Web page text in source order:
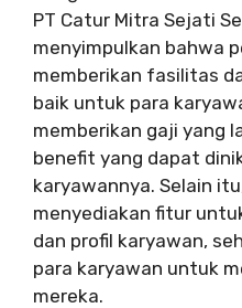
PT Catur Mitra Sejati
menyimpulkan bahwa
memberikan fasilitas
baik untuk para
memberikan gaji yang
benefit yang dapat
karyawannya. Selain
menyediakan fitur
dan profil karyawan,
para karyawan untuk
mereka.